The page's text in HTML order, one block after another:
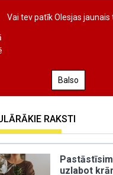
Vai tev patīk Olesjas jaunais
Balso
RAKSTI
uzlabot